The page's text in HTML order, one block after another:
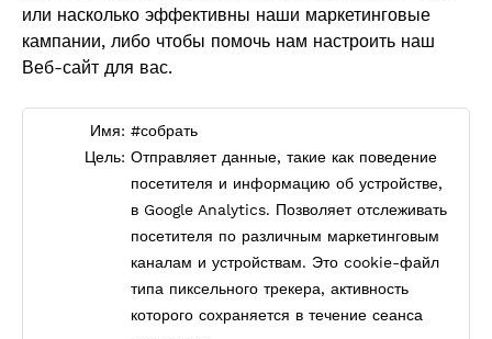
или насколько эффективны наши маркетинговые
кампании, либо чтобы помочь нам настроить наш
Веб-сайт для вас.
Имя: #собрать
Цель: Отправляет данные, такие как поведение
посетителя и информацию об устройстве,
в Google Analytics. Позволяет отслеживать
посетителя по различным маркетинговым
каналам и устройствам. Это cookie-файл
типа пиксельного трекера, активность
которого сохраняется в течение сеанса